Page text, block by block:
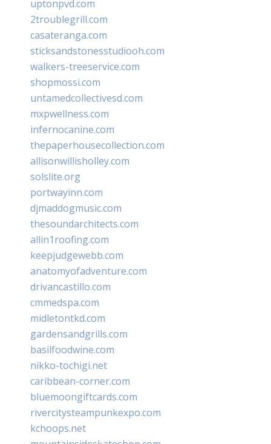
uptonpvd.com
2troublegrill.com
casateranga.com
sticksandstonesstudiooh.com
walkers-treeservice.com
shopmossi.com
untamedcollectivesd.com
mxpwellness.com
infernocanine.com
thepaperhousecollection.com
allisonwillisholley.com
solslite.org
portwayinn.com
djmaddogmusic.com
thesoundarchitects.com
allin1roofing.com
keepjudgewebb.com
anatomyofadventure.com
drivancastillo.com
cmmedspa.com
midletontkd.com
gardensandgrills.com
basilfoodwine.com
nikko-tochigi.net
caribbean-corner.com
bluemoongiftcards.com
rivercitysteampunkexpo.com
kchoops.net